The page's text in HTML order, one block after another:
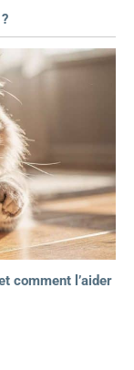
comment l’aider